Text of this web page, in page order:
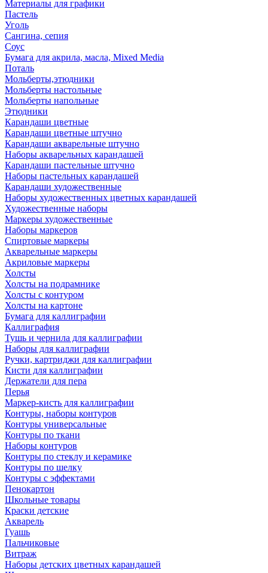
Материалы для графики
Пастель
Уголь
Сангина, сепия
Соус
Бумага для акрила, масла, Mixed Media
Поталь
Мольберты,этюдники
Мольберты настольные
Мольберты напольные
Этюдники
Карандаши цветные
Карандаши цветные штучно
Карандаши акварельные штучно
Наборы акварельных карандашей
Карандаши пастельные штучно
Наборы пастельных карандашей
Карандаши художественные
Наборы художественных цветных карандашей
Художественные наборы
Маркеры художественные
Наборы маркеров
Спиртовые маркеры
Акварельные маркеры
Акриловые маркеры
Холсты
Холсты на подрамнике
Холсты с контуром
Холсты на картоне
Бумага для каллиграфии
Каллиграфия
Тушь и чернила для каллиграфии
Наборы для каллиграфии
Ручки, картриджи для каллиграфии
Кисти для каллиграфии
Держатели для пера
Перья
Маркер-кисть для каллиграфии
Контуры, наборы контуров
Контуры универсальные
Контуры по ткани
Наборы контуров
Контуры по стеклу и керамике
Контуры по шелку
Контуры с эффектами
Пенокартон
Школьные товары
Краски детские
Акварель
Гуашь
Пальчиковые
Витраж
Наборы детских цветных карандашей